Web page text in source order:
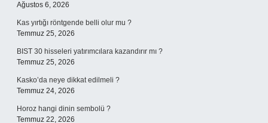
Ağustos 6, 2026
Kas yırtığı röntgende belli olur mu ?
Temmuz 25, 2026
BIST 30 hisseleri yatırımcılara kazandırır mı ?
Temmuz 25, 2026
Kasko’da neye dikkat edilmeli ?
Temmuz 24, 2026
Horoz hangi dinin sembolü ?
Temmuz 22, 2026